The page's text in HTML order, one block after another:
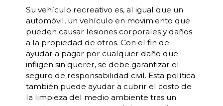
Su vehículo recreativo es, al igual que un
automóvil, un vehículo en movimiento que
pueden causar lesiones corporales y daños
a la propiedad de otros. Con el fin de
ayudar a pagar por cualquier daño que
infligen sin querer, se debe garantizar el
seguro de responsabilidad civil. Esta política
también puede ayudar a cubrir el costo de
la limpieza del medio ambiente tras un